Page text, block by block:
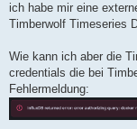
r
a
ich habe mir eine
Timberwolf Timeseries
Wie kann ich aber die
credentials die bei
Fehlermeldung: